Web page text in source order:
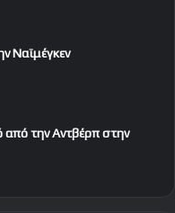
Ναϊμέγκεν
από την Αντβέρπ στην